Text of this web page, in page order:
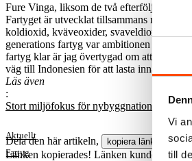
Vi
till
Fure Vinga, liksom de två efterföljande
Fartyget är utvecklat tillsammans med
koldioxid, kväveoxider, svaveldioxider
generations fartyg var ambitionen inte
fartyg klar är jag övertygad om att vi har
väg till Indonesien för att lasta innan hon
Läs även
:
Stort miljöfokus för nybyggnationerna
Aktuellt
Fartyg
Dela den här artikeln, kopiera länken
Länken kopierades! Länken kunde inte